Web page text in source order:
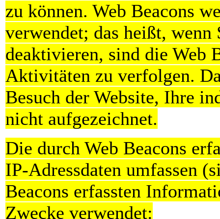
zu können. Web Beacons
verwendet; das heißt,
deaktivieren, sind die Web
Aktivitäten zu verfolgen.
Besuch der Website, Ihre
nicht aufgezeichnet.
Die durch Web Beacons
IP-Adressdaten umfassen
Beacons erfassten
Zwecke verwendet: